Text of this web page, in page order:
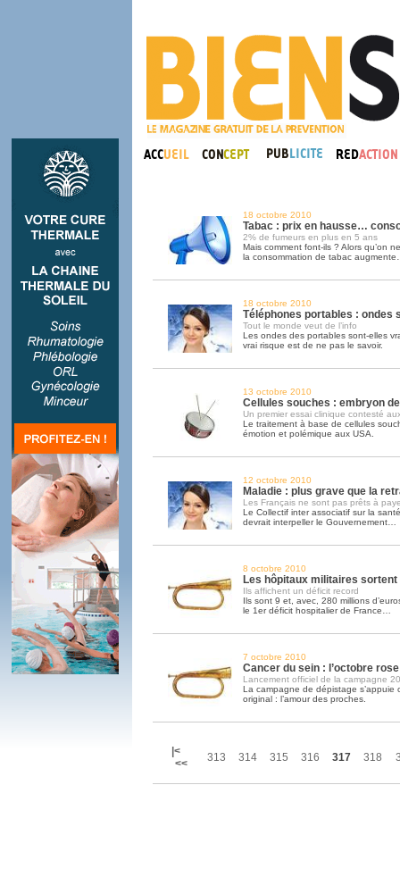
18 octobre 2010
Tabac : prix en hausse…
2% de fumeurs en plus en 5 ans
Mais comment font-ils ? Alors qu’on
la consommation de tabac
18 octobre 2010
Téléphones portables : ondes
Tout le monde veut de l’info
Les ondes des portables sont-elles
vrai risque est de ne pas le savoir.
13 octobre 2010
Cellules souches : embryon
Un premier essai clinique contesté
Le traitement à base de cellules
émotion et polémique aux USA.
12 octobre 2010
Maladie : plus grave que la
Les Français ne sont pas prêts à
Le Collectif inter associatif sur la
devrait interpeller le Gouvernement…
8 octobre 2010
Les hôpitaux militaires sortent
Ils affichent un déficit record
Ils sont 9 et, avec, 280 millions
le 1er déficit hospitalier de France…
7 octobre 2010
Cancer du sein : l’octobre
Lancement officiel de la campagne
La campagne de dépistage s’appuie
original : l’amour des proches.
|<
<<
313 314 315 316 317 318